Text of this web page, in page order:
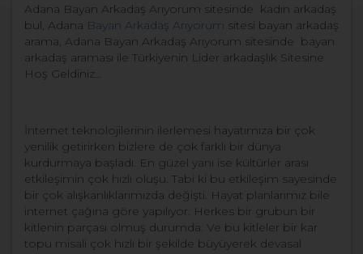
Adana Bayan Arkadaş Arıyorum sitesinde kadın arkadaş
bul, Adana Bayan Arkadaş Arıyorum sitesi bayan arkadaş
arama, Adana Bayan Arkadaş Arıyorum sitesinde bayan
arkadaş araması ile Türkiyenin Lider arkadaşlık Sitesine
Hoş Geldiniz...
İnternet teknolojilerinin ilerlemesi hayatımıza bir çok
yenilik getirirken bizlere de çok farklı bir dünya
kurdurmaya başladı. En güzel yanı ise kültürler arası
etkileşimin çok hızlı oluşu. Tabi ki bu etkileşim sayesinde
bir çok alışkanlıklarımızda değişti. Hayat planlarımız bile
internet çağına göre yapılıyor. Herkes bir grubun bir
kitlenin parçası olmuş durumda. Ve bu kitleler bir kar
topu misali çok hızlı bir şekilde büyüyerek devasal